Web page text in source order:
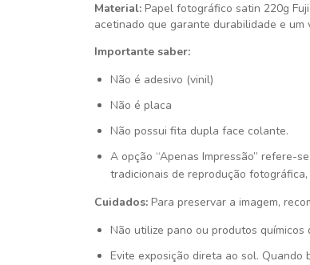
Material: Papel fotográfico satin 220g
acetinado que garante durabilidade e um
Importante saber:
Não é adesivo (vinil)
Não é placa
Não possui fita dupla face colante.
A opção “Apenas Impressão” refere-
tradicionais de reprodução
Cuidados: Para preservar a imagem,
Não utilize pano ou produtos
Evite exposição direta ao sol. Quando